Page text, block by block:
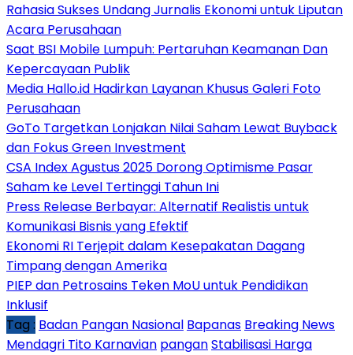
Rahasia Sukses Undang Jurnalis Ekonomi untuk Liputan
Acara Perusahaan
Saat BSI Mobile Lumpuh: Pertaruhan Keamanan Dan
Kepercayaan Publik
Media Hallo.id Hadirkan Layanan Khusus Galeri Foto
Perusahaan
GoTo Targetkan Lonjakan Nilai Saham Lewat Buyback
dan Fokus Green Investment
CSA Index Agustus 2025 Dorong Optimisme Pasar
Saham ke Level Tertinggi Tahun Ini
Press Release Berbayar: Alternatif Realistis untuk
Komunikasi Bisnis yang Efektif
Ekonomi RI Terjepit dalam Kesepakatan Dagang
Timpang dengan Amerika
PIEP dan Petrosains Teken MoU untuk Pendidikan
Inklusif
Tag : Badan Pangan Nasional Bapanas Breaking News
Mendagri Tito Karnavian panganStabilisasi Harga